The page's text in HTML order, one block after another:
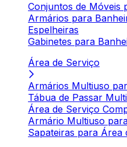
Conjuntos de Móveis
Armários para
Espelheiras
Gabinetes para
Área de Serviço
Armários Multiuso
Tábua de Passar
Área de Serviço
Armário Multiuso
Sapateiras para Área